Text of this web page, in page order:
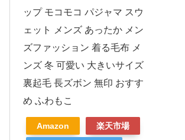
ップ モコモコ パジャマ スウ
ェット メンズ あったか メン
ズファッション 着る毛布 メ
ンズ 冬 可愛い 大きいサイズ
裏起毛 長ズボン 無印 おすす
め ふわもこ
Amazon 楽天市場